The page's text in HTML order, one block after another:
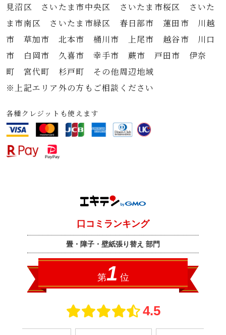
見沼区 さいたま市中央区 さいたま市桜区 さいた
ま市南区 さいたま市緑区 春日部市 蓮田市 川越
市 草加市 北本市 桶川市 上尾市 越谷市 川口
市 白岡市 久喜市 幸手市 蕨市 戸田市 伊奈
町 宮代町 杉戸町 その他周辺地域
※上記エリア外の方もご相談ください
各種クレジットも使えます